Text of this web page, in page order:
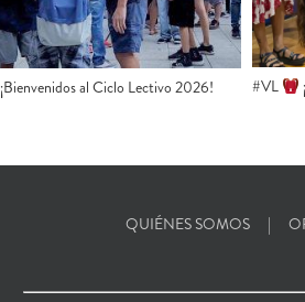
​ ¡Bienvenidos al Ciclo Lectivo 2026! #VL
QUIÉNES SOMOS